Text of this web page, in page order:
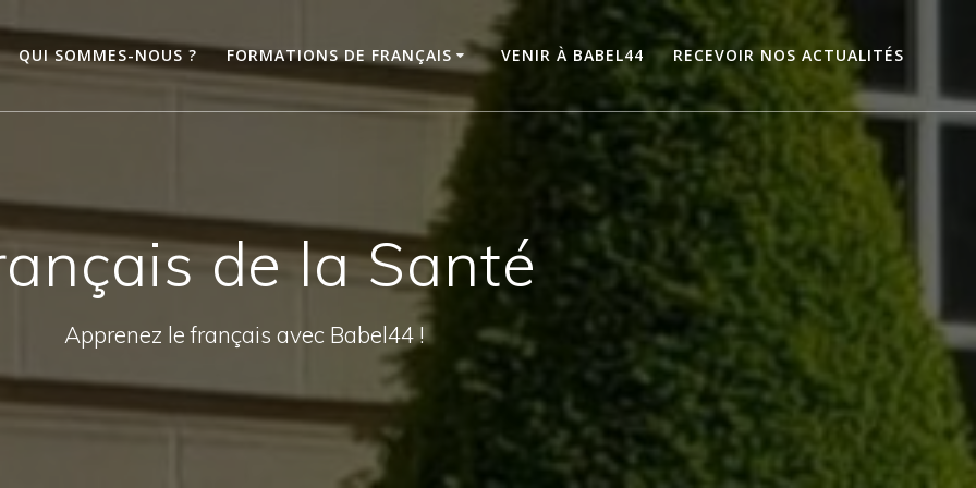
QUI SOMMES-NOUS ? FORMATIONS DE FRANÇAIS VENIR À BABEL44 RECEVOIR NOS ACTUALITÉS
de la Santé
Apprenez le français avec Babel44 !